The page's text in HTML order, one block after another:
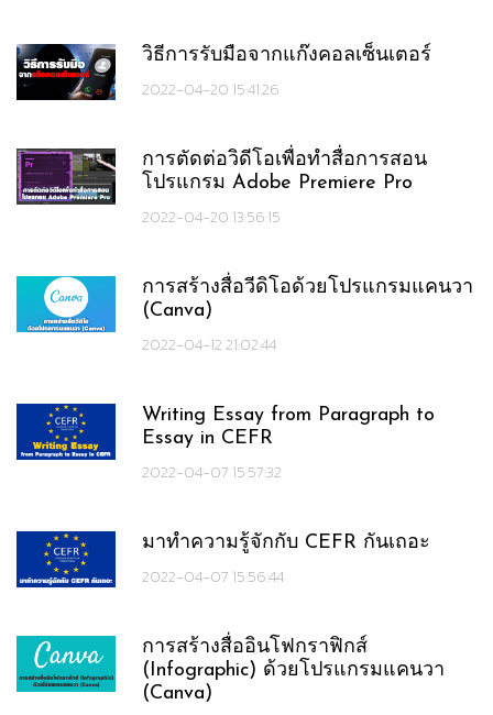
วิธีการรับมือจากแก๊งคอลเซ็นเตอร์
2022-04-20 15:41:26
การตัดต่อวิดีโอเพื่อทำสื่อการสอน
โปรแกรม Adobe Premiere Pro
2022-04-20 13:56:15
การสร้างสื่อวีดิโอด้วยโปรแกรมแคนวา
(Canva)
2022-04-12 21:02:44
Writing Essay from Paragraph to
Essay in CEFR
2022-04-07 15:57:32
มาทำความรู้จักกับ CEFR กันเถอะ
2022-04-07 15:56:44
การสร้างสื่ออินโฟกราฟิกส์
(Infographic) ด้วยโปรแกรมแคนวา
(Canva)